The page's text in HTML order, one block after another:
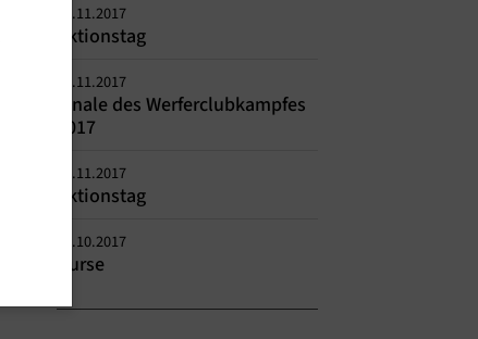
29.11.2017
Aktionstag
21.11.2017
Finale des Werferclubkampfes
2017
18.11.2017
Aktionstag
27.10.2017
Kurse